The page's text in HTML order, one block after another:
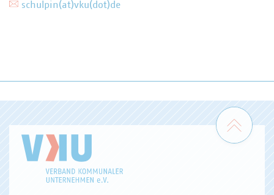
schulpin(at)vku(dot)de
Zum